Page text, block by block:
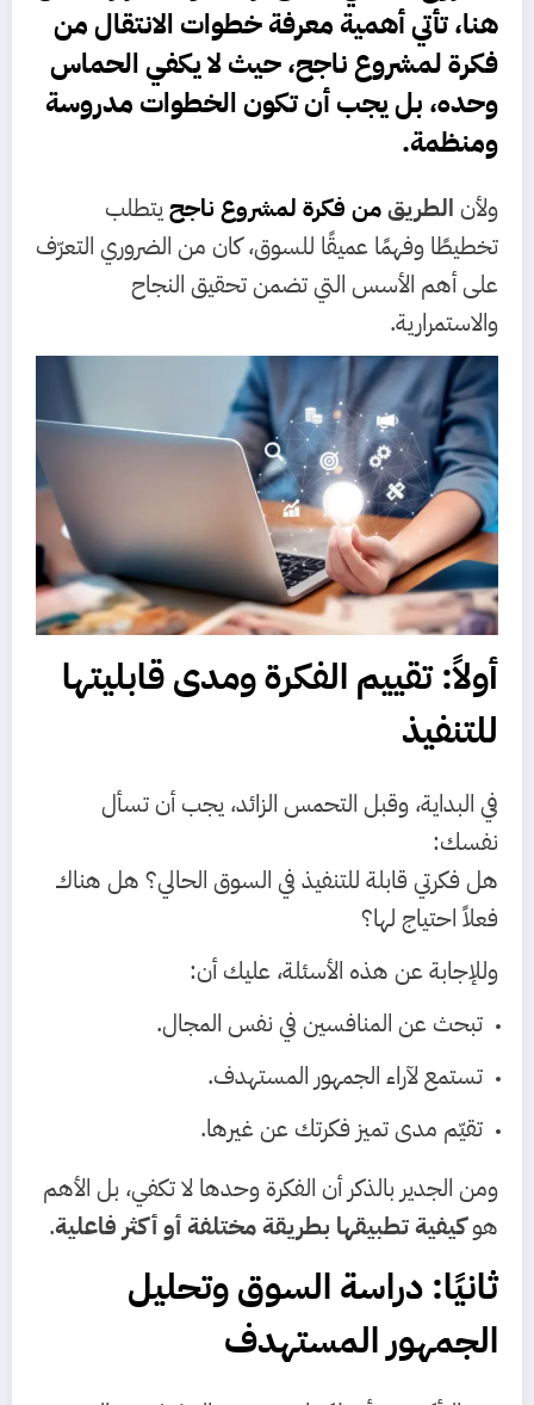
هنا، تأتي أهمية معرفةخطوات الانتقالمن
فكرة لمشروع ناجح، حيث لا يكفي الحماس
وحده، بل يجب أن تكون الخطوات مدروسة
ومنظمة.
ولأن الطريقمن فكرة لمشروع ناجحيتطلب
تخطيطًا وفهمًا عميقًا للسوق، كان من الضروري التعرّف
على أهم الأسس التي تضمن تحقيق النجاح
والاستمرارية.
أولاً: تقييم الفكرة ومدى قابليتها
للتنفيذ
في البداية، وقبل التحمس الزائد، يجب أن تسأل
نفسك:
هل فكرتي قابلة للتنفيذ في السوق الحالي؟ هل هناك
فعلاً احتياج لها؟
وللإجابة عن هذه الأسئلة، عليك أن:
تبحث عن المنافسين في نفس المجال.
تستمع لآراء الجمهور المستهدف.
تقيّم مدى تميز فكرتك عن غيرها.
ومن الجدير بالذكر أن الفكرة وحدها لا تكفي، بل الأهم
هوكيفية تطبيقها بطريقة مختلفة أو أكثر فاعلية.
ثانيًا: دراسة السوق وتحليل
الجمهور المستهدف